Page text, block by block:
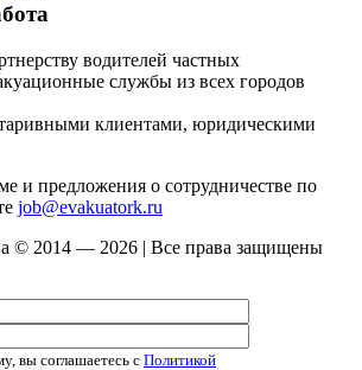
водителей частных
службы из всех городов
клиентами, юридическими
и предложения о сотрудничестве по
job@evakuatork.ru
© 2014 — 2026 | Все права защищены
вы соглашаетесь cПолитикой